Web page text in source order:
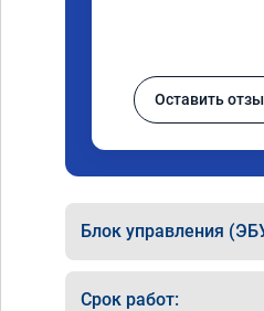
Оставить
Блок управления
Срок работ: